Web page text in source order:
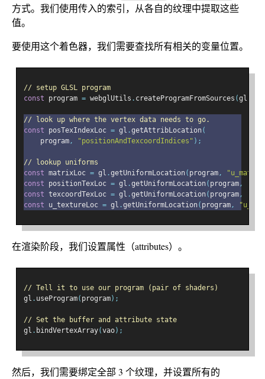
方式。我们使用传入的索引，从各自的纹理中提取这些
值。
要使用这个着色器，我们需要查找所有相关的变量位置。
// setup GLSL program
const program = webglUtils . createProgramFromSources (gl
// look up where the vertex data needs to go.
const posTexIndexLoc = gl .getAttribLocation(
    program
, "positionAndTexcoordIndices" );
// lookup uniforms
const matrixLoc = gl .getUniformLocation( program,
const positionTexLoc = gl .getUniformLocation( program,
const texcoordTexLoc = gl .getUniformLocation( program,
const u_textureLoc = gl .getUniformLocation( program,
在渲染阶段，我们设置属性（attributes）。
// Tell it to use our program (pair of shaders)
gl . useProgram( program);
// Set the buffer and attribute state
gl . bindVertexArray(vao);
然后，我们需要绑定全部 3 个纹理，并设置所有的